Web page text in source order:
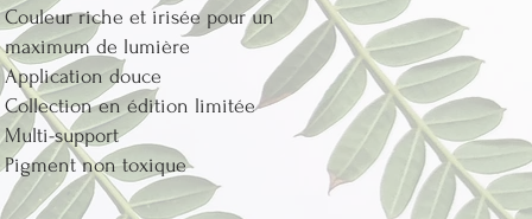
Couleur riche et irisée pour un
maximum de lumière
Application douce
Collection en édition limitée
Multi-support
Pigment non toxique